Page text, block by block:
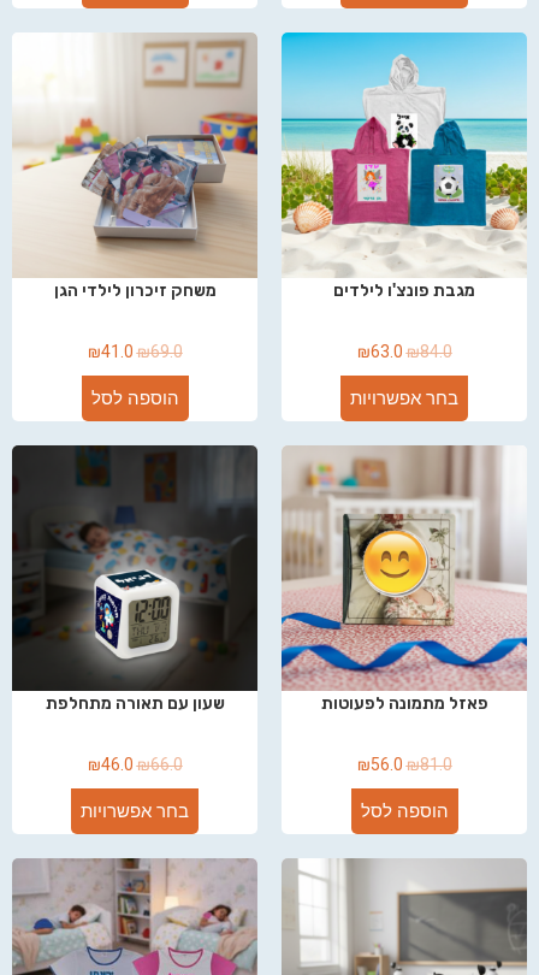
מגבת פונצ'ו לילדים
₪84.0
₪63.0
בחר אפשרויות
משחק זיכרון לילדי הגן
₪69.0
₪41.0
הוספה לסל
פאזל מתמונה לפעוטות
₪81.0
₪56.0
הוספה לסל
שעון עם תאורה מתחלפת
₪66.0
₪46.0
בחר אפשרויות